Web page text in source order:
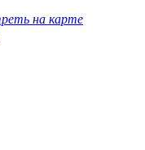
на карте